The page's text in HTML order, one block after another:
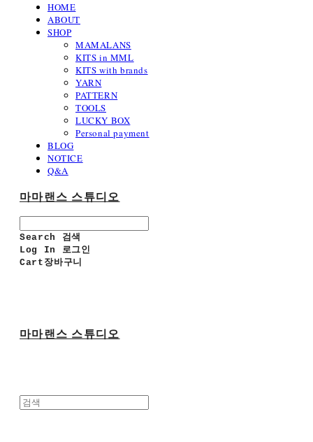
HOME
ABOUT
SHOP
MAMALANS
KITS in MML
KITS with brands
YARN
PATTERN
TOOLS
LUCKY BOX
Personal payment
BLOG
NOTICE
Q&A
마마랜스 스튜디오
Search
검색
Log In
로그인
Cart 장바구니
마마랜스 스튜디오